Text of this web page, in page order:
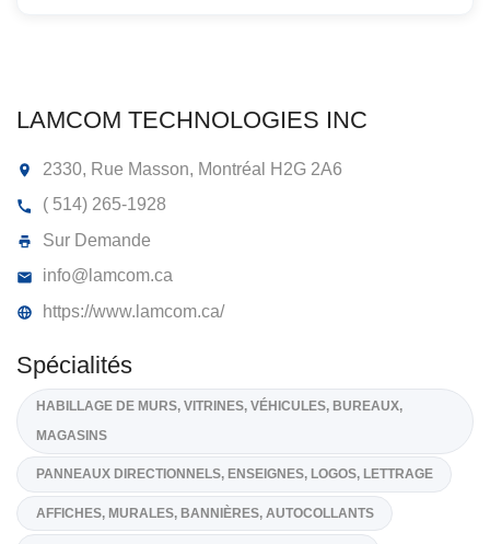
LAMCOM TECHNOLOGIES INC
2330, Rue Masson, Montréal
( 514) 265-1928
Sur Demande
info@lamcom.ca
https://www.lamcom.ca/